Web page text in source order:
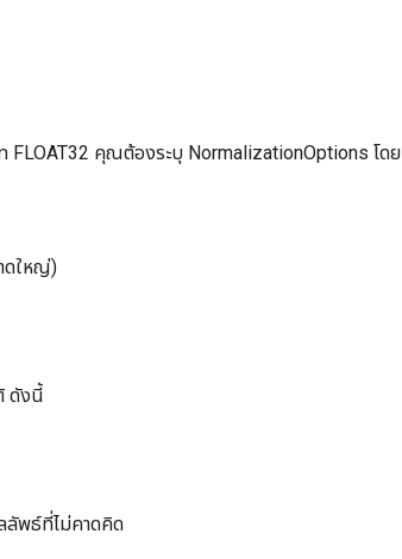
FLOAT32 คุณต้องระบุ NormalizationOptions โดย
ดใหญ่)
ดังนี้
ลัพธ์ที่ไม่คาดคิด